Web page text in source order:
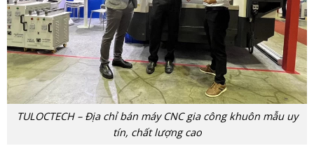
TULOCTECH – Địa chỉ bán máy CNC gia công khuôn mẫu uy
tín, chất lượng cao